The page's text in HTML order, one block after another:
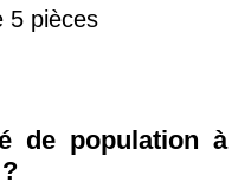
5 pièces
de population à